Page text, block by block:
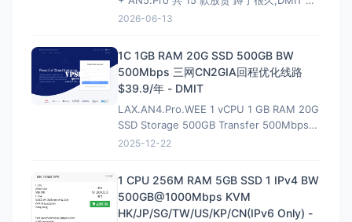
港终于一次放出两条线,手快有手慢无(港区一
流量 · 入门 $6.9/月起
2026-06-13
1C 1GB RAM 20G SSD 500GB BW
500Mbps 三网CN2GIA回程优化线路
$39.9/年 - DMIT
LAX.AN4.Pro.WEE 1 vCPU 1 GB RAM 20G
SSD Storage 500GB Transfer 500Mbps
VirtIO Interface 1 IPv4 &amp; 1 IPv6 /64
2025-12-22
1 CPU 256M RAM 5GB SSD 1 IPv4 BW
500GB@1000Mbps KVM
HK/JP/SG/TW/US/KP/CN(IPv6 Only) -